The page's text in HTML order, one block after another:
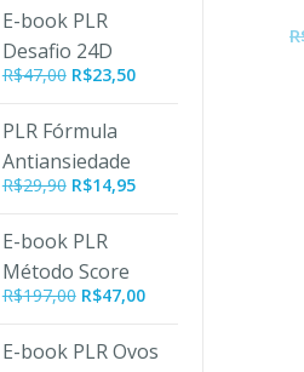
original
era:
R$47,00.R$10,90.
E-book PLR
Desafio 24D
R$47,00 R$23,50
PLR Fórmula
Antiansiedade
R$29,90 R$14,95
E-book PLR
Método Score
Turbinado
R$197,00 O
original
R$47,00O
atual
E-book PLR Ovos